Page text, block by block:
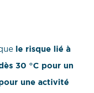
le risque lié à
30 °C pour un
une activité